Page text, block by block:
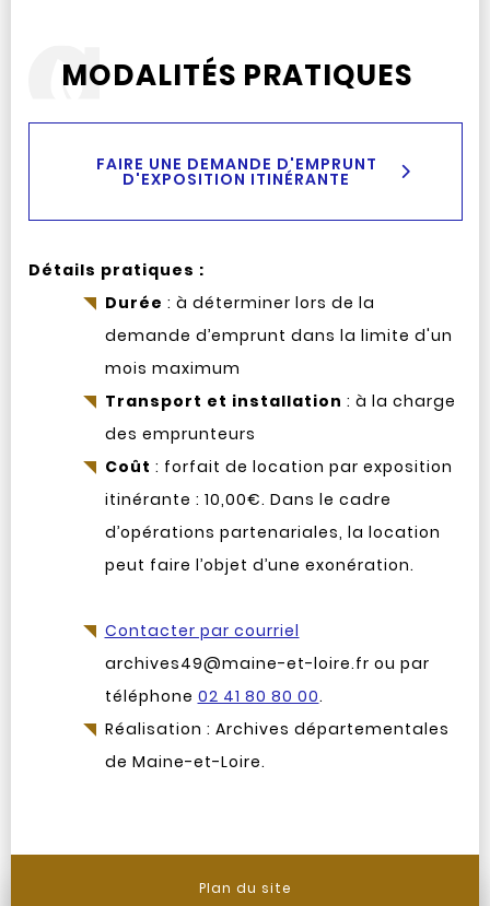
MODALITÉS PRATIQUES
FAIRE UNE DEMANDE D'EMPRUNT
D'EXPOSITION ITINÉRANTE
Détails pratiques :
Durée : à déterminer lors de la
demande d’emprunt dans la limite d'un
mois maximum
Transport et installation : à la charge
des emprunteurs
Coût : forfait de location par exposition
itinérante : 10,00€. Dans le cadre
d’opérations partenariales, la location
peut faire l’objet d’une exonération.
Contacter par courriel
archives49@maine-et-loire.fr ou par
téléphone 02 41 80 80 00.
Réalisation : Archives départementales
de Maine-et-Loire.
Plan du site